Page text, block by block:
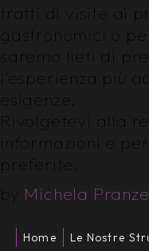
tratti di visite ai
gastronomici o
saremo lieti di
l’esperienza più
esigenze.
Rivolgetevi alla
informazioni e
preferite.
by
Michela
Home Le Nostre